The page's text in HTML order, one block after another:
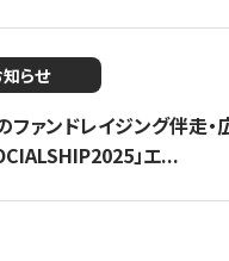
らせ
ァンドレイジング伴走・
」エ...